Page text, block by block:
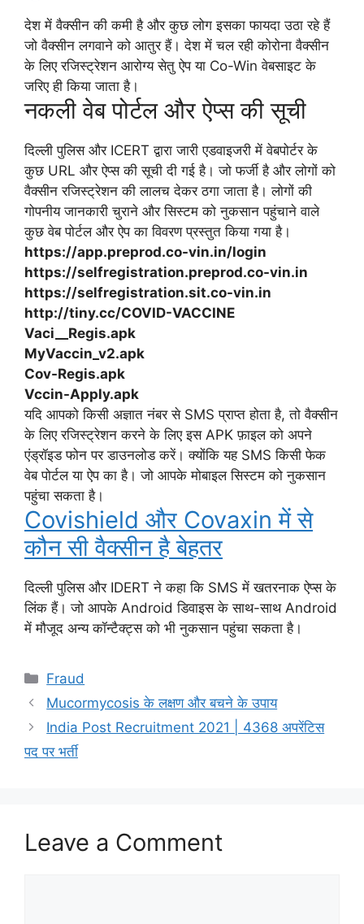
देश में वैक्सीन की कमी है और कुछ लोग इसका फायदा उठा रहे हैं
जो वैक्सीन लगवाने को आतुर हैं। देश में चल रही कोरोना वैक्सीन
के लिए रजिस्ट्रेशन आरोग्य सेतु ऐप या Co-Win वेबसाइट के
जरिए ही किया जाता है।
नकली वेब पोर्टल और ऐप्स की सूची
दिल्ली पुलिस और ICERT द्वारा जारी एडवाइजरी में वेबपोर्टर के
कुछ URL और ऐप्स की सूची दी गई है। जो फर्जी है और लोगों को
वैक्सीन रजिस्ट्रेशन की लालच देकर ठगा जाता है। लोगों की
गोपनीय जानकारी चुराने और सिस्टम को नुकसान पहुंचाने वाले
कुछ वेब पोर्टल और ऐप का विवरण प्रस्तुत किया गया है।
https://app.preprod.co-vin.in/login
https://selfregistration.preprod.co-vin.in
https://selfregistration.sit.co-vin.in
http://tiny.cc/COVID-VACCINE
Vaci__Regis.apk
MyVaccin_v2.apk
Cov-Regis.apk
Vccin-Apply.apk
यदि आपको किसी अज्ञात नंबर से SMS प्राप्त होता है, तो वैक्सीन
के लिए रजिस्ट्रेशन करने के लिए इस APK फ़ाइल को अपने
एंड्रॉइड फोन पर डाउनलोड करें। क्योंकि यह SMS किसी फेक
वेब पोर्टल या ऐप का है। जो आपके मोबाइल सिस्टम को नुकसान
पहुंचा सकता है।
Covishield और Covaxin में से
कौन सी वैक्सीन है बेहतर
दिल्ली पुलिस और IDERT ने कहा कि SMS में खतरनाक ऐप्स के
लिंक हैं। जो आपके Android डिवाइस के साथ-साथ Android
में मौजूद अन्य कॉन्टैक्ट्स को भी नुकसान पहुंचा सकता है।
Categories
Fraud
Mucormycosis के लक्षण और बचने के उपाय
India Post Recruitment 2021 | 4368 अपरेंटिस
पद पर भर्ती
Leave a Comment